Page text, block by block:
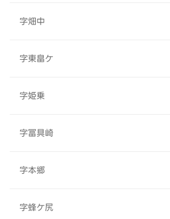
字畑中
字東畠ケ
字姫乗
字冨具崎
字本郷
字蜂ケ尻